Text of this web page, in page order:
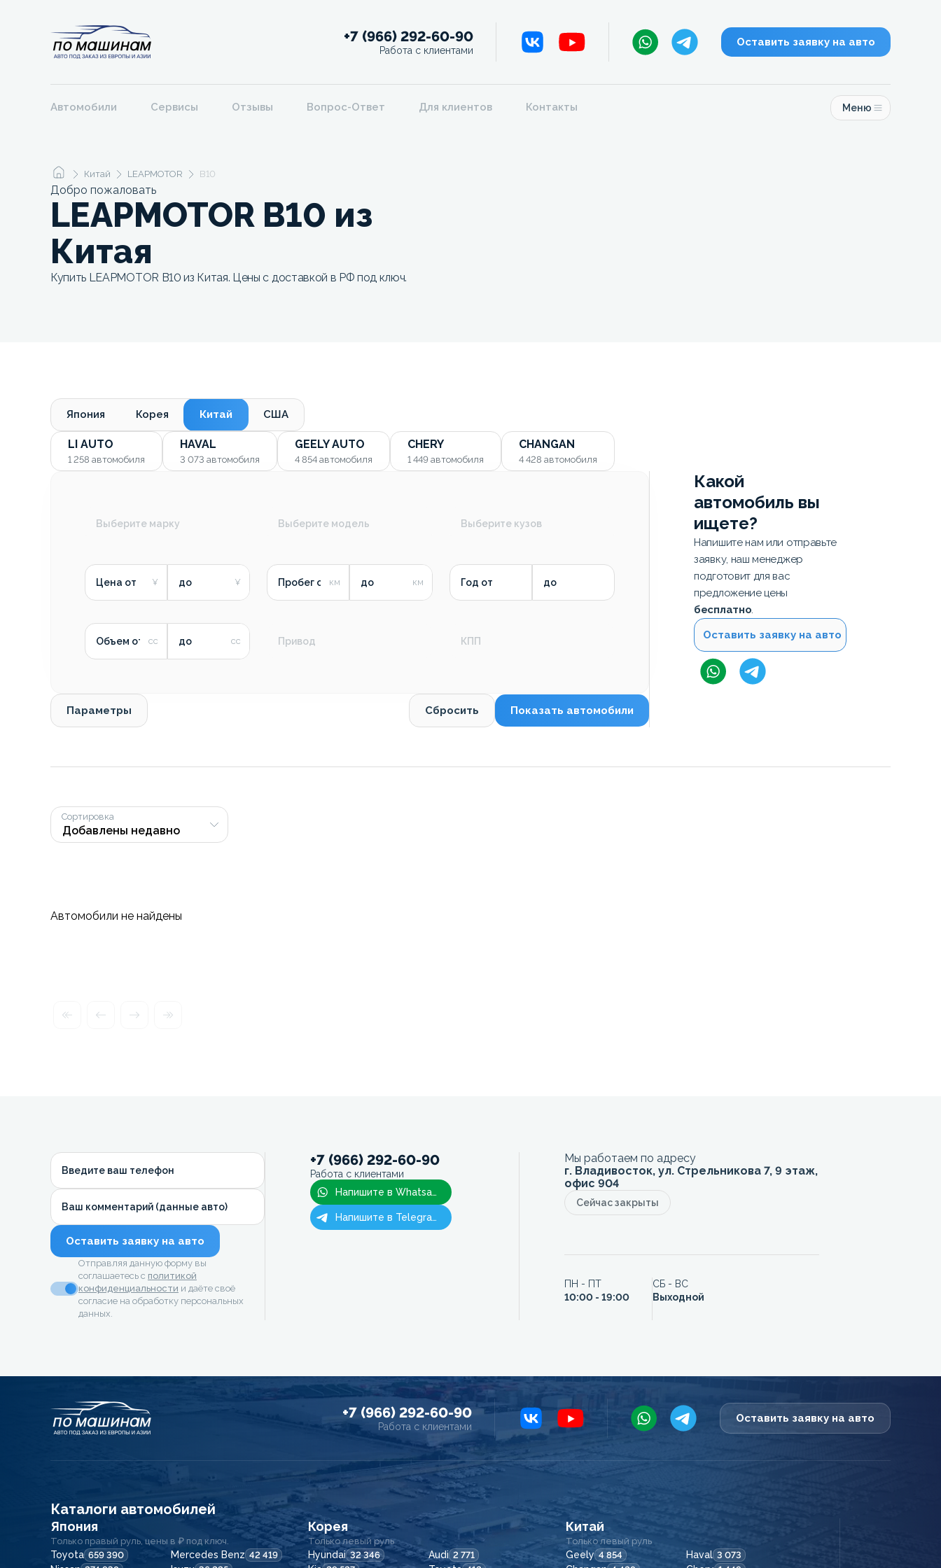
+7 (966) 292-60-90
Работа с клиентами
Оставить заявку на авто
Автомобили Сервисы Отзывы Вопрос-Ответ Для клиентов Контакты Меню
Китай LEAPMOTOR B10
Добро пожаловать
LEAPMOTOR B10 из
Китая
Купить LEAPMOTOR B10 из Китая. Цены с доставкой в РФ под ключ.
Япония Корея Китай США
LI AUTO
1 258 автомобиля
HAVAL
3 073 автомобиля
GEELY AUTO
4 854 автомобиля
CHERY
1 449 автомобиля
CHANGAN
4 428 автомобиля
Выберите марку Выберите модель Выберите кузов
Цена от до Пробег от до Год от до
Объем от до Привод КПП
Параметры Сбросить Показать автомобили
Какой
автомобиль вы
ищете?
Напишите нам или отправьте
заявку, наш менеджер
подготовит для вас
предложение цены
бесплатно.
Оставить заявку на авто
Сортировка
Автомобили не найдены
Введите ваш телефон
Ваш комментарий (данные авто)
Оставить заявку на авто
Отправляя данную форму вы
соглашаетесь с политикой
конфиденциальности и даёте своё
согласие на обработку персональных
данных.
+7 (966) 292-60-90
Работа с клиентами
Напишите в Whatsapp
Напишите в Telegram
Мы работаем по адресу
г. Владивосток, ул. Стрельникова 7, 9 этаж,
офис 904
Сейчас закрыты
ПН - ПТ
10:00 - 19:00
СБ - ВС
Выходной
+7 (966) 292-60-90
Работа с клиентами
Оставить заявку на авто
Каталоги автомобилей
Япония
Только правый руль, цены в ₽ под ключ.
Toyota 659 390 Mercedes Benz 42 419
Корея
Только левый руль
Hyundai 32 346 Audi 2 771
Китай
Только левый руль
Geely 4 854 Haval 3 073